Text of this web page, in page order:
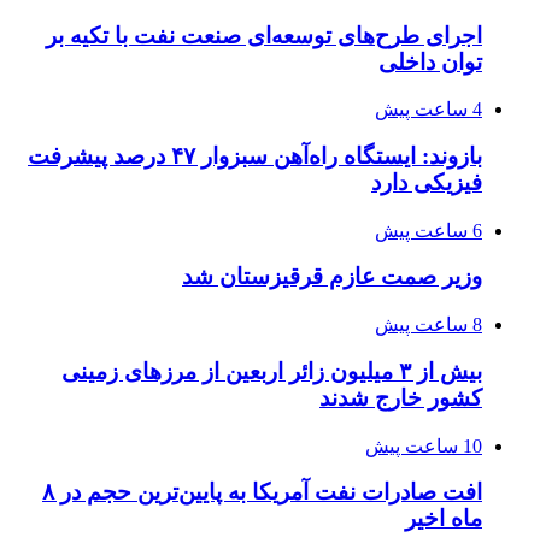
اجرای طرح‌های توسعه‌ای صنعت نفت با تکیه بر
توان داخلی
4 ساعت پیش
بازوند: ایستگاه راه‌آهن سبزوار ۴۷ درصد پیشرفت
فیزیکی دارد
6 ساعت پیش
وزیر صمت عازم قرقیزستان شد
8 ساعت پیش
بیش از ۳ میلیون زائر اربعین از مرزهای زمینی
کشور خارج شدند
10 ساعت پیش
افت صادرات نفت آمریکا به پایین‌ترین حجم در ۸
ماه اخیر